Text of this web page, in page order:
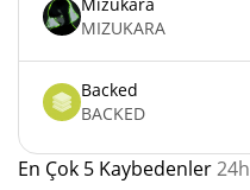
Mizukara
MIZUKARA
Backed
BACKED
En Çok 5 Kaybedenler24h